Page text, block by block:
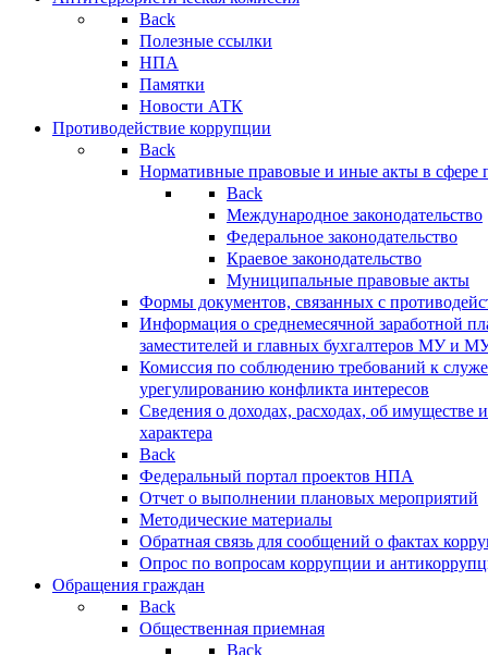
Back
Полезные ссылки
НПА
Памятки
Новости АТК
Противодействие коррупции
Back
Нормативные правовые и иные акты в сфере
Back
Международное законодательство
Федеральное законодательство
Краевое законодательство
Муниципальные правовые акты
Формы документов, связанных с
Информация о среднемесячной заработной
заместителей и главных бухгалтеров МУ и
Комиссия по соблюдению требований к
урегулированию конфликта интересов
Сведения о доходах, расходах, об имуществе
характера
Back
Федеральный портал проектов НПА
Отчет о выполнении плановых мероприятий
Методические материалы
Обратная связь для сообщений о фактах
Опрос по вопросам коррупции и
Обращения граждан
Back
Общественная приемная
Back